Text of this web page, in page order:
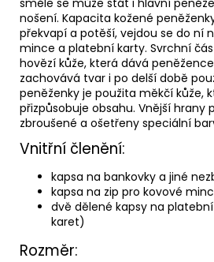
nošení. Kapacita kožené
překvapí a potěší, vejdou se do ní
mince a platební karty. Svrchní
hovězí kůže, která dává
zachovává tvar i po delší době
peněženky je použita měkčí kůže,
přizpůsobuje obsahu. Vnější hrany
zbroušené a ošetřeny speciální
Vnitřní členění:
kapsa na bankovky a jiné
kapsa na zip pro kovové
dvě dělené kapsy na
karet)
Rozměr: